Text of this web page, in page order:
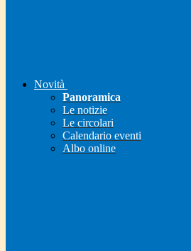
Novità
Panoramica
Le notizie
Le circolari
Calendario eventi
Albo online